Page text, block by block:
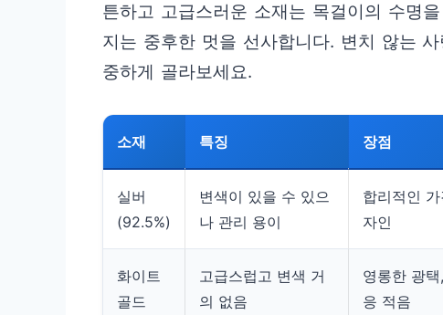
튼하고 고급스러운 소재는 목걸이의 수명
지는 중후한 멋을 선사합니다. 변치 않는
중하게 골라보세요.
소재 특징 장점
실버
(92.5%)
변색이 있을 수 있으
나 관리 용이
합리적인
자인
화이트
골드
고급스럽고 변색 거
의 없음
영롱한 광
응 적음